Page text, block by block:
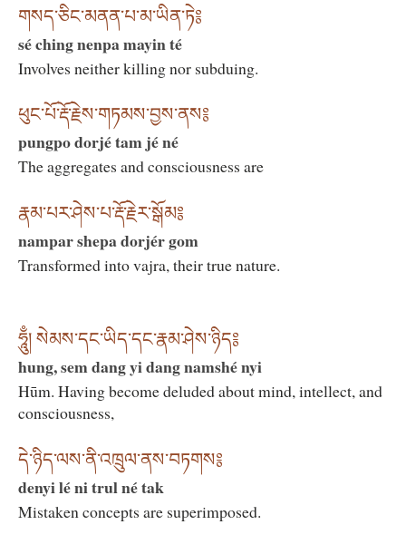
གསད་ཅིང་མནན་པ་མ་ཡིན་ཏེ༔
sé ching nenpa mayin té
Involves neither killing nor subduing.
ཕུང་པོ་རྡོ་རྗེས་གཏམས་བྱས་ནས༔
pungpo dorjé tam jé né
The aggregates and consciousness are
རྣམ་པར་ཤེས་པ་རྡོ་རྗེར་སྒོམ༔
nampar shepa dorjér gom
Transformed into vajra, their true nature.
ཧཱུྃ། སེམས་དང་ཡིད་དང་རྣམ་ཤེས་ཉིད༔
hung, sem dang yi dang namshé nyi
Hūm. Having become deluded about mind, intellect, and
consciousness,
དེ་ཉིད་ལས་ནི་འཁྲུལ་ནས་བཏགས༔
denyi lé ni trul né tak
Mistaken concepts are superimposed.